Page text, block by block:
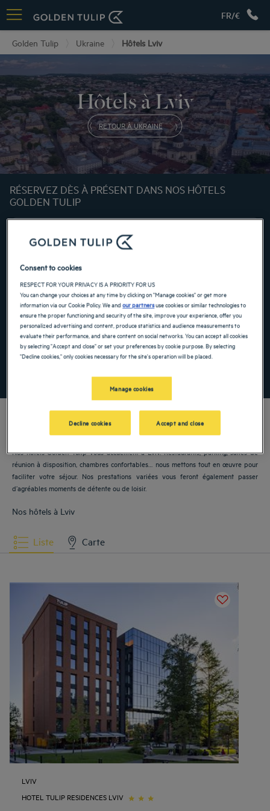
FR/€
Golden Tulip Ukraine Hôtels Lviv
Hôtels à Lviv
RETOUR À UKRAINE
RÉSERVEZ DÈS À PRÉSENT DANS NOS HÔTELS
GOLDEN TULIP
Navigate forward to interact with the calendar and select a date. Press the
Navigate backward to interact with the
Ajouter un code
Nos hôtels Golden Tulip vous accueillent à Lviv. Restaurants, parking, salles de
réunion à disposition, chambres confortables… nous mettons tout en œuvre pour
faciliter votre séjour. Nos prestations variées vous feront également passer
d’agréables moments de détente ou de loisir.
Nos hôtels à Lviv
Liste Carte
LVIV
HOTEL TULIP RESIDENCES LVIV
Consent to cookies
RESPECT FOR YOUR PRIVACY IS A PRIORITY FOR US
You can change your choices at any time by clicking on "Manage cookies" or get more
information via our Cookie Policy. We andour partnersuse cookies or similar technologies to
ensure the proper functioning and security of the site, improve your experience, offer you
personalized advertising and content, produce statistics and audience measurements to
evaluate their performance, and share content on social networks. You can accept all cookies
by selecting "Accept and close" or set your preferences by cookie purpose. By selecting
"Decline cookies," only cookies necessary for the site's operation will be placed.
Manage cookies
Decline cookies Accept and close